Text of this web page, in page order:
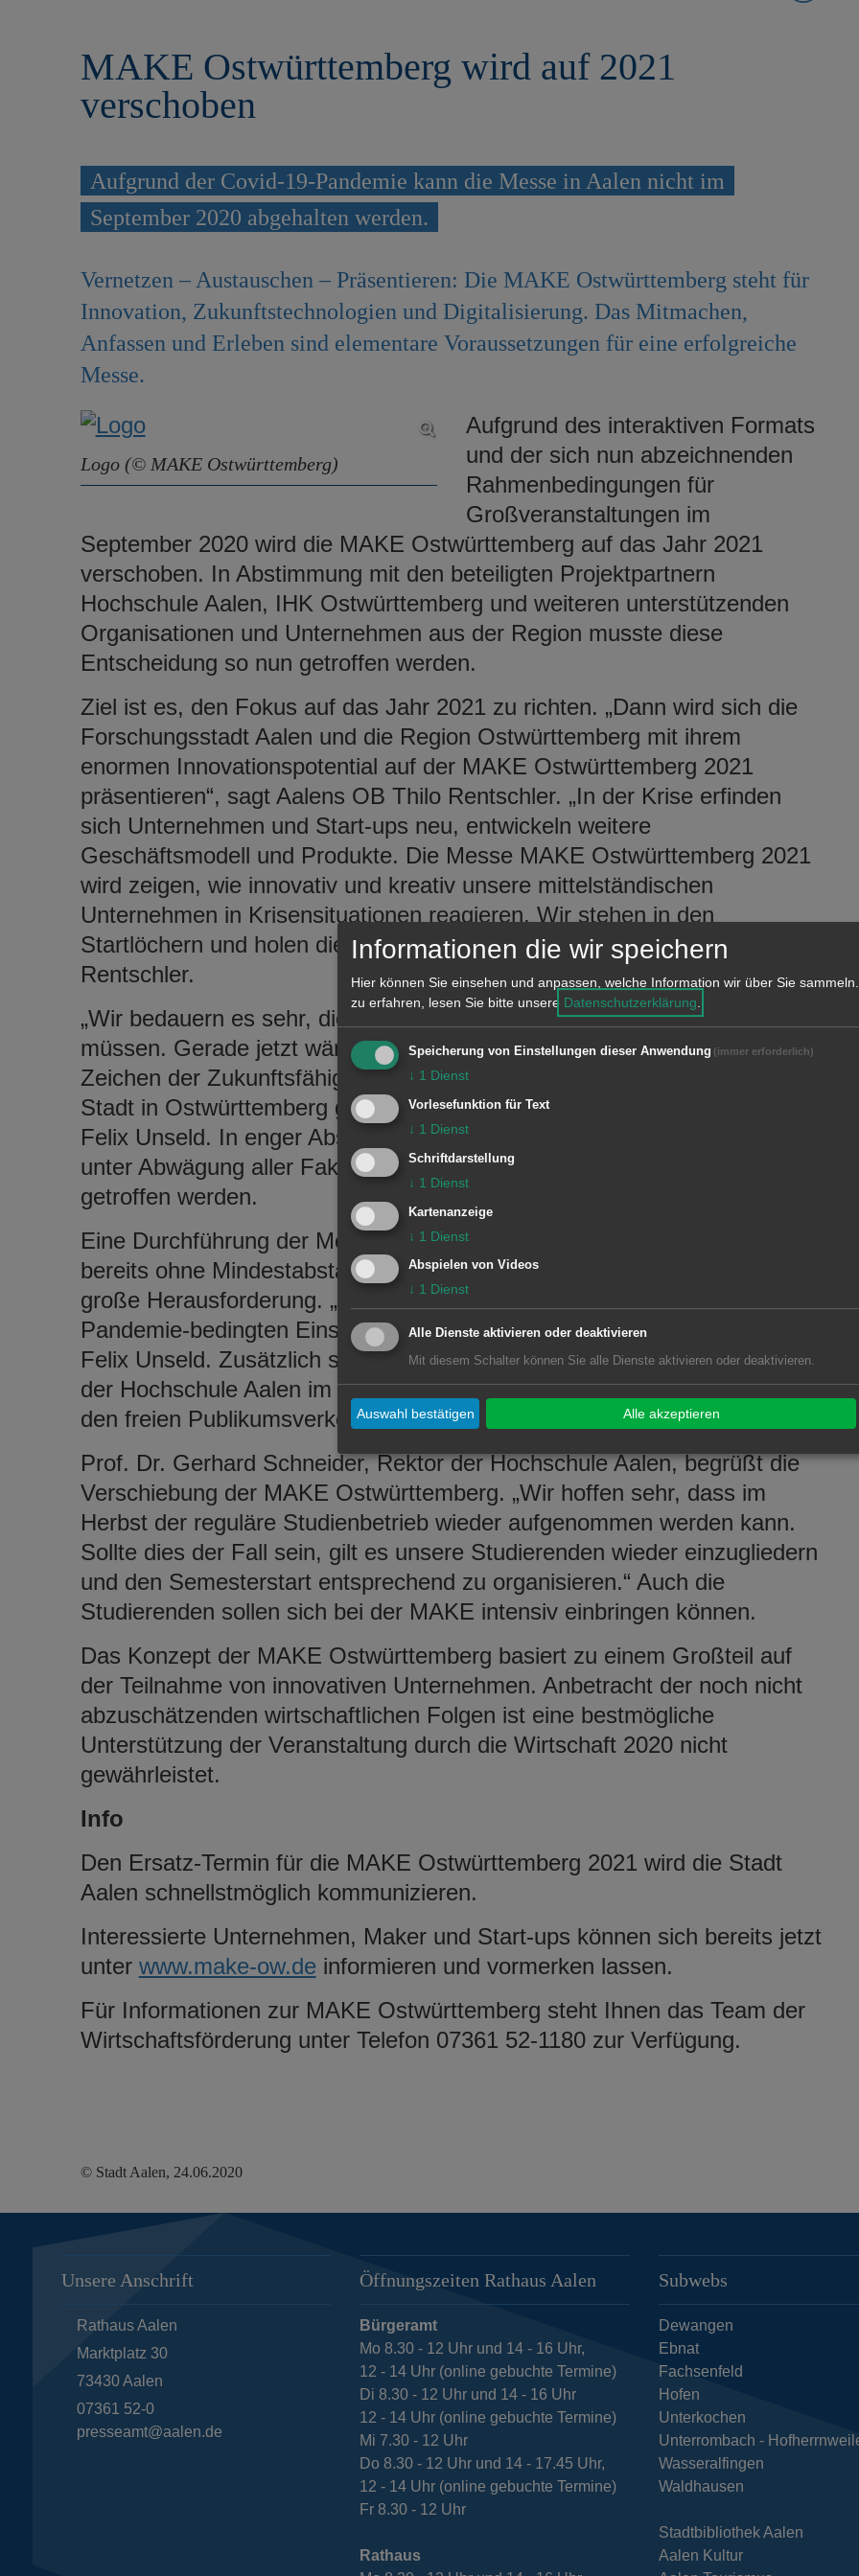
MAKE Ostwürttemberg wird auf 2021
verschoben
Aufgrund der Covid-19-Pandemie kann die Messe in Aalen nicht im
September 2020 abgehalten werden.
Vernetzen – Austauschen – Präsentieren: Die MAKE Ostwürttemberg steht für
Innovation, Zukunftstechnologien und Digitalisierung. Das Mitmachen,
Anfassen und Erleben sind elementare Voraussetzungen für eine erfolgreiche
Messe.
Logo (© MAKE Ostwürttemberg)
Aufgrund des interaktiven Formats
und der sich nun abzeichnenden
Rahmenbedingungen für
Großveranstaltungen im
September 2020 wird die MAKE Ostwürttemberg auf das Jahr 2021
verschoben. In Abstimmung mit den beteiligten Projektpartnern
Hochschule Aalen, IHK Ostwürttemberg und weiteren unterstützenden
Organisationen und Unternehmen aus der Region musste diese
Entscheidung so nun getroffen werden.
Ziel ist es, den Fokus auf das Jahr 2021 zu richten. „Dann wird sich die
Forschungsstadt Aalen und die Region Ostwürttemberg mit ihrem
enormen Innovationspotential auf der MAKE Ostwürttemberg 2021
präsentieren“, sagt Aalens OB Thilo Rentschler. „In der Krise erfinden
sich Unternehmen und Start-ups neu, entwickeln weitere
Geschäftsmodell und Produkte. Die Messe MAKE Ostwürttemberg 2021
wird zeigen, wie innovativ und kreativ unsere mittelständischen
Unternehmen in Krisensituationen reagieren. Wir stehen in den
Startlöchern und holen die MAKE schnellstmöglich nach“, erklärte OB
Rentschler.
„Wir bedauern es sehr, die MAKE Ostwürttemberg verschieben zu
müssen. Gerade jetzt wäre es ein starkes Signal des Aufbruchs und ein
Zeichen der Zukunftsfähigkeit der regionalen Wirtschaft und der größten
Stadt in Ostwürttemberg gewesen“, erklärt Aalens Wirtschaftsförderer
Felix Unseld. In enger Abstimmung mit allen beteiligten Partnern und
unter Abwägung aller Faktoren musste diese Entscheidung aber nun so
getroffen werden.
Eine Durchführung der Messe auf dem Campus der Hochschule Aalen ist
bereits ohne Mindestabstand und notwendiger Hygienemaßnahmen eine
große Herausforderung. „Eine Umsetzung der MAKE mit derartigen
Pandemie-bedingten Einschränkungen ist aber nahezu unmöglich“, sagt
Felix Unseld. Zusätzlich steht derzeit noch infrage, ob die Räumlichkeiten
der Hochschule Aalen im Herbst unter Corona-Aspekten überhaupt für
den freien Publikumsverkehr zur Verfügung stehen.
Prof. Dr. Gerhard Schneider, Rektor der Hochschule Aalen, begrüßt die
Verschiebung der MAKE Ostwürttemberg. „Wir hoffen sehr, dass im
Herbst der reguläre Studienbetrieb wieder aufgenommen werden kann.
Sollte dies der Fall sein, gilt es unsere Studierenden wieder einzugliedern
und den Semesterstart entsprechend zu organisieren.“ Auch die
Studierenden sollen sich bei der MAKE intensiv einbringen können.
Das Konzept der MAKE Ostwürttemberg basiert zu einem Großteil auf
der Teilnahme von innovativen Unternehmen. Anbetracht der noch nicht
abzuschätzenden wirtschaftlichen Folgen ist eine bestmögliche
Unterstützung der Veranstaltung durch die Wirtschaft 2020 nicht
gewährleistet.
Info
Den Ersatz-Termin für die MAKE Ostwürttemberg 2021 wird die Stadt
Aalen schnellstmöglich kommunizieren.
Interessierte Unternehmen, Maker und Start-ups können sich bereits jetzt
unter www.make-ow.deinformieren und vormerken lassen.
Für Informationen zur MAKE Ostwürttemberg steht Ihnen das Team der
Wirtschaftsförderung unter Telefon 07361 52-1180 zur Verfügung.
© Stadt Aalen, 24.06.2020
Unsere Anschrift
Rathaus Aalen
Marktplatz 30
73430 Aalen
07361 52-0
presseamt@aalen.de
Öffnungszeiten Rathaus Aalen
Bürgeramt
Mo 8.30 - 12 Uhr und 14 - 16 Uhr,
12 - 14 Uhr (online gebuchte Termine)
Di 8.30 - 12 Uhr und 14 - 16 Uhr
12 - 14 Uhr (online gebuchte Termine)
Mi 7.30 - 12 Uhr
Do 8.30 - 12 Uhr und 14 - 17.45 Uhr,
12 - 14 Uhr (online gebuchte Termine)
Fr 8.30 - 12 Uhr
Rathaus
Subwebs
Dewangen
Ebnat
Fachsenfeld
Hofen
Unterkochen
Unterrombach -
Wasseralfingen
Waldhausen
Stadtbibliothek Aalen
Aalen Kultur
Informationen die wir speichern
Hier können Sie einsehen und anpassen, welche Information wir über Sie sammeln.
zu erfahren, lesen Sie bitte unsere Datenschutzerklärung.
Speicherung von Einstellungen dieser Anwendung (immer erforderlich)
↓ 1 Dienst
Vorlesefunktion für Text
↓ 1 Dienst
Schriftdarstellung
↓ 1 Dienst
Kartenanzeige
↓ 1 Dienst
Abspielen von Videos
↓ 1 Dienst
Alle Dienste aktivieren oder deaktivieren
Mit diesem Schalter können Sie alle Dienste aktivieren oder deaktivieren.
Auswahl bestätigen Alle akzeptieren